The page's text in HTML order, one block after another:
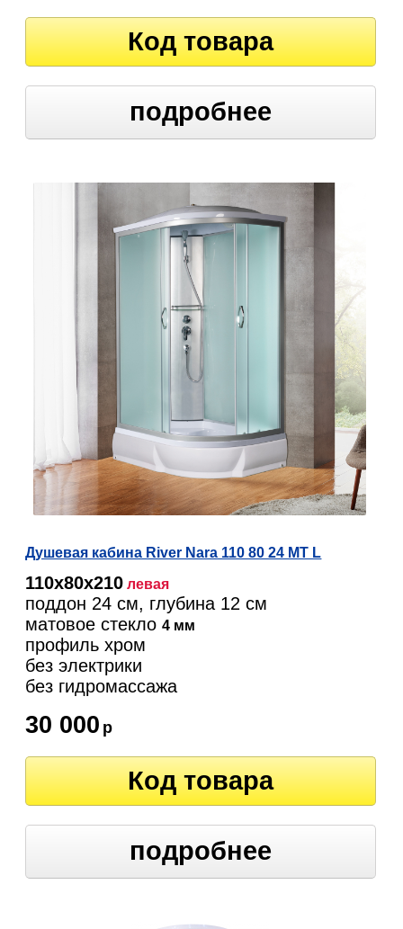
Код товара
подробнее
Душевая кабина River Nara 110 80 24 МТ L
110х80х210 левая
поддон 24 см, глубина 12 см
матовое стекло4 мм
профиль хром
без электрики
без гидромассажа
30 000 р
Код товара
подробнее